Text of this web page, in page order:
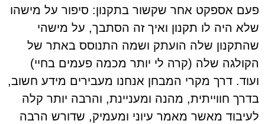
פעם אספקט אחר שקשור בתקנון: סיפור על מישהו
שלא היה לו תקנון ואיך זה הסתבך, על מישהי
שהתקנון שלה הועתק ושמה התנוסס באתר של
הקולגה שלה (קרה לי יותר מכמה פעמים בחיי)
ועוד. דרך מקרי המבחן אנחנו מעבירים מידע חשוב,
בדרך חווייתית, מהנה ומעניינת, והרבה יותר קלה
לעיבוד מאשר מאמר עיוני ומעמיק, שדורש הרבה